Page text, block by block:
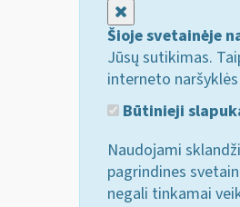
Šioje svetainėje
Jūsų sutikimas.
interneto
Būtinieji
Naudojami
pagrindines
negali tinkamai